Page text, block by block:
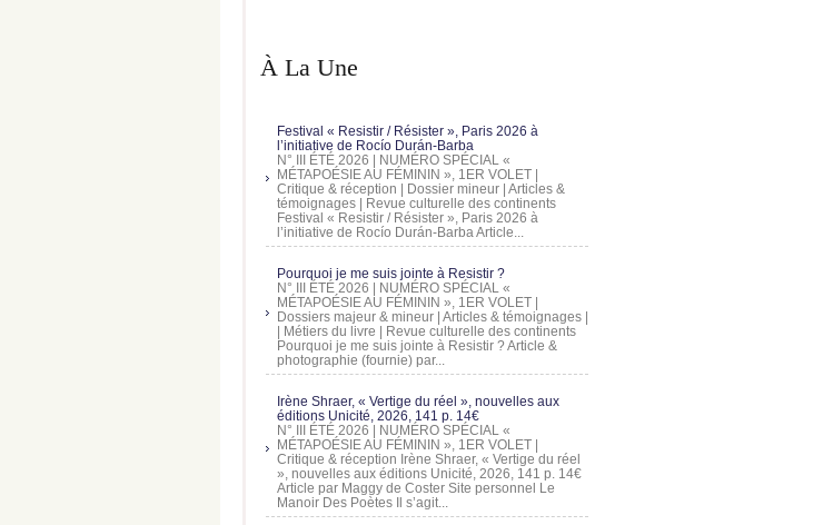
À La Une
Festival « Resistir / Résister », Paris 2026 à
l’initiative de Rocío Durán-Barba
N° III ÉTÉ 2026 | NUMÉRO SPÉCIAL «
MÉTAPOÉSIE AU FÉMININ », 1ER VOLET |
Critique & réception | Dossier mineur | Articles &
témoignages | Revue culturelle des continents
Festival « Resistir / Résister », Paris 2026 à
l’initiative de Rocío Durán-Barba Article...
Pourquoi je me suis jointe à Resistir ?
N° III ÉTÉ 2026 | NUMÉRO SPÉCIAL «
MÉTAPOÉSIE AU FÉMININ », 1ER VOLET |
Dossiers majeur & mineur | Articles & témoignages |
| Métiers du livre | Revue culturelle des continents
Pourquoi je me suis jointe à Resistir ? Article &
photographie (fournie) par...
Irène Shraer, « Vertige du réel », nouvelles aux
éditions Unicité, 2026, 141 p. 14€
N° III ÉTÉ 2026 | NUMÉRO SPÉCIAL «
MÉTAPOÉSIE AU FÉMININ », 1ER VOLET |
Critique & réception Irène Shraer, « Vertige du réel
», nouvelles aux éditions Unicité, 2026, 141 p. 14€
Article par Maggy de Coster Site personnel Le
Manoir Des Poètes Il s’agit...